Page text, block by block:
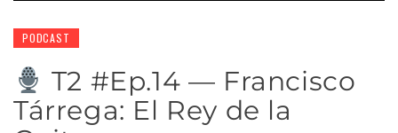
PODCAST
T2 #Ep.14 — Francisco
Tárrega: El Rey de la